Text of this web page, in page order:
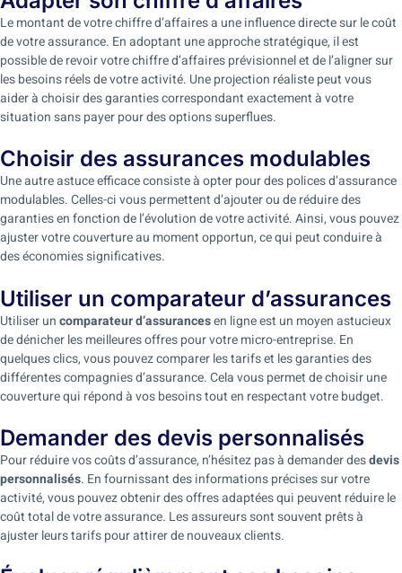
Le montant de votre chiffre d’affaires a une influence directe sur le coût
de votre assurance. En adoptant une approche stratégique, il est
possible de revoir votre chiffre d’affaires prévisionnel et de l’aligner sur
les besoins réels de votre activité. Une projection réaliste peut vous
aider à choisir des garanties correspondant exactement à votre
situation sans payer pour des options superflues.
Choisir des assurances modulables
Une autre astuce efficace consiste à opter pour des polices d’assurance
modulables. Celles-ci vous permettent d’ajouter ou de réduire des
garanties en fonction de l’évolution de votre activité. Ainsi, vous pouvez
ajuster votre couverture au moment opportun, ce qui peut conduire à
des économies significatives.
Utiliser un comparateur d’assurances
Utiliser uncomparateur d’assurancesen ligne est un moyen astucieux
de dénicher les meilleures offres pour votre micro-entreprise. En
quelques clics, vous pouvez comparer les tarifs et les garanties des
différentes compagnies d’assurance. Cela vous permet de choisir une
couverture qui répond à vos besoins tout en respectant votre budget.
Demander des devis personnalisés
Pour réduire vos coûts d’assurance, n’hésitez pas à demander desdevis
personnalisés. En fournissant des informations précises sur votre
activité, vous pouvez obtenir des offres adaptées qui peuvent réduire le
coût total de votre assurance. Les assureurs sont souvent prêts à
ajuster leurs tarifs pour attirer de nouveaux clients.